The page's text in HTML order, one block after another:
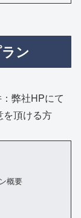
ン
弊社HPにて
を頂ける方
概要